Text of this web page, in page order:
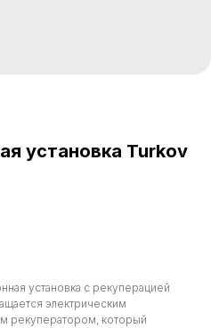
установка Turkov
установка с рекуперацией
электрическим
рекуператором, который